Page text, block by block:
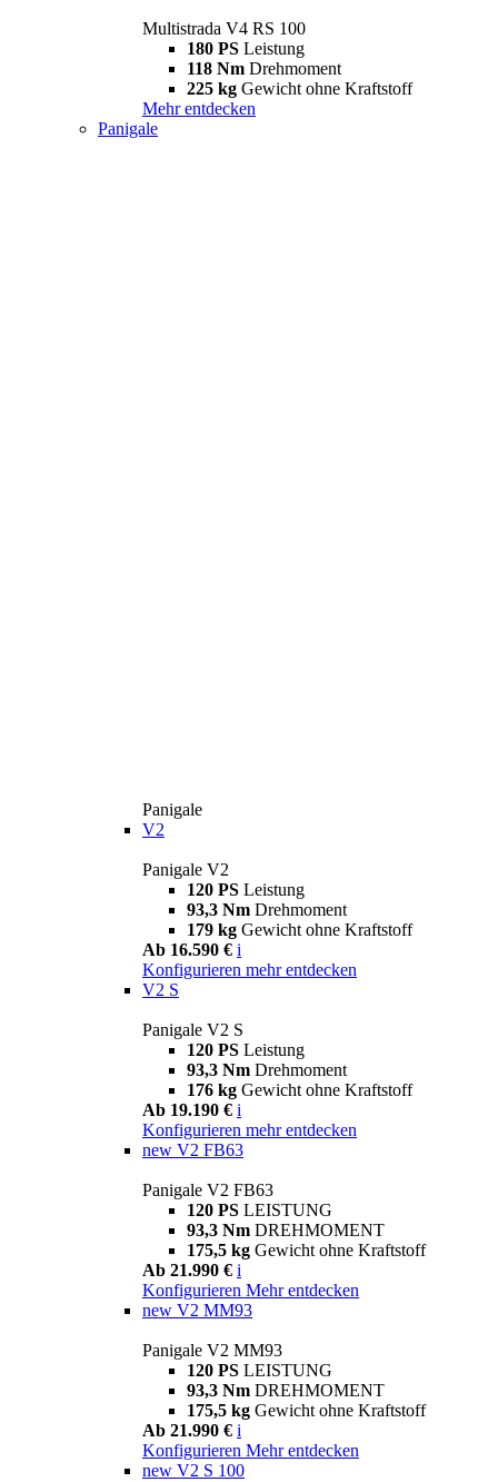
Multistrada V4 RS 100
180 PS Leistung
118 Nm Drehmoment
225 kg Gewicht ohne Kraftstoff
Mehr entdecken
Panigale
Panigale
V2
Panigale V2
120 PS Leistung
93,3 Nm Drehmoment
179 kg Gewicht ohne Kraftstoff
Ab 16.590 € i
Konfigurieren mehr entdecken
V2 S
Panigale V2 S
120 PS Leistung
93,3 Nm Drehmoment
176 kg Gewicht ohne Kraftstoff
Ab 19.190 € i
Konfigurieren mehr entdecken
new V2 FB63
Panigale V2 FB63
120 PS LEISTUNG
93,3 Nm DREHMOMENT
175,5 kg Gewicht ohne Kraftstoff
Ab 21.990 € i
Konfigurieren Mehr entdecken
new V2 MM93
Panigale V2 MM93
120 PS LEISTUNG
93,3 Nm DREHMOMENT
175,5 kg Gewicht ohne Kraftstoff
Ab 21.990 € i
Konfigurieren Mehr entdecken
new V2 S 100